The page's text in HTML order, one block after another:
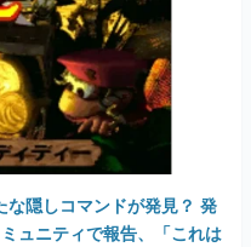
な隠しコマンドが発見？ 発
ュニティで報告、「これは